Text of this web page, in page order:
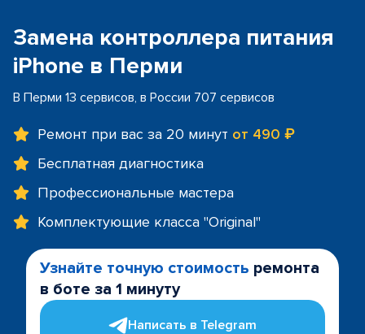
Замена контроллера питания
iPhone в Перми
В Перми 13 сервисов, в России 707 сервисов
Ремонт при вас за 20 минут от 490 ₽
Бесплатная диагностика
Профессиональные мастера
Комплектующие класса "Original"
Узнайте точную стоимость ремонта
в боте за 1 минуту
Написать в Telegram